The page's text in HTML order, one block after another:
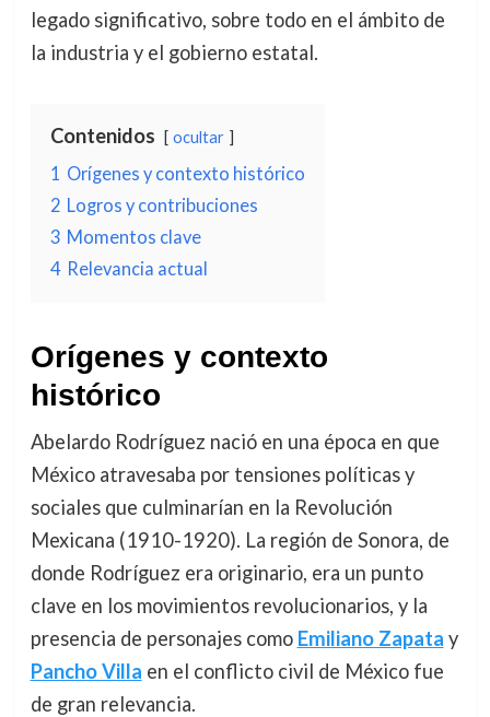
legado significativo, sobre todo en el ámbito de
la industria y el gobierno estatal.
Contenidos ocultar
1 Orígenes y contexto histórico
2 Logros y contribuciones
3 Momentos clave
4 Relevancia actual
Orígenes y contexto
histórico
Abelardo Rodríguez nació en una época en que
México atravesaba por tensiones políticas y
sociales que culminarían en la Revolución
Mexicana (1910-1920). La región de Sonora, de
donde Rodríguez era originario, era un punto
clave en los movimientos revolucionarios, y la
presencia de personajes como Emiliano Zapata y
Pancho Villa en el conflicto civil de México fue
de gran relevancia.